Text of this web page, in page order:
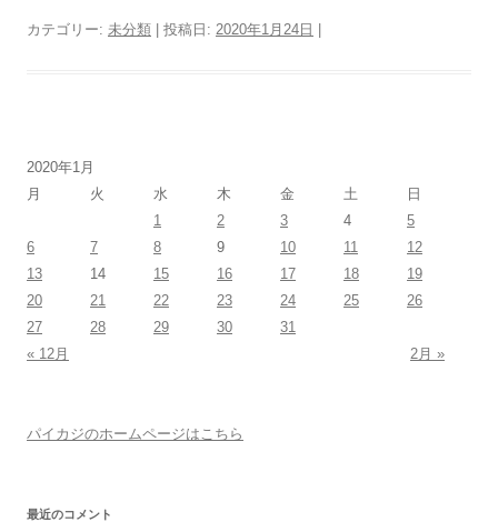
カテゴリー: 未分類 | 投稿日: 2020年1月24日
2020年1月
月
火 水 木 金 土
日
1
2 3 4
5
6
7 8 9 10 11
12
13
14 15 16 17 18
19
20
21 22 23 24 25
26
27
28 29 30
31
« 12月
2月 »
パイカジのホームページはこちら
最近のコメント